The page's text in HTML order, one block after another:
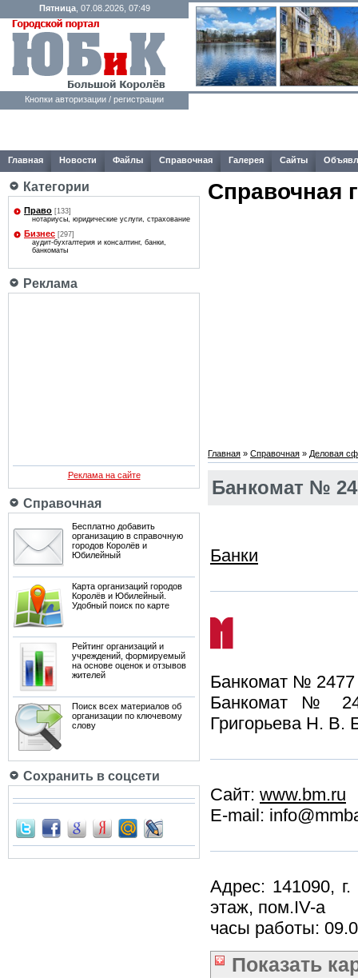
Пятница, 07.08.2026, 07:49
Кнопки авторизации / регистрации
Главная Новости Файлы Справочная Галерея Сайты
Категории
Право [133]
нотариусы, юридические услуги, страхование
Бизнес [297]
аудит-бухгалтерия и консалтинг, банки,
банкоматы
Реклама
Реклама на сайте
Справочная
Бесплатно добавить
организацию в справочную
городов Королёв и
Юбилейный
Карта организаций городов
Королёв и Юбилейный.
Удобный поиск по карте
Рейтинг организаций и
учреждений, формируемый
на основе оценок и отзывов
жителей
Поиск всех материалов об
организации по ключевому
слову
Сохранить в соцсети
Справочная
Главная » Справочная » Деловая
Банкомат №
Банки
Банкомат №
Банкомат №
Григорьева Н. В.
Сайт: www.bm.ru
E-mail:
Адрес: 141090,
этаж, пом.IV-a
часы работы:
Показать